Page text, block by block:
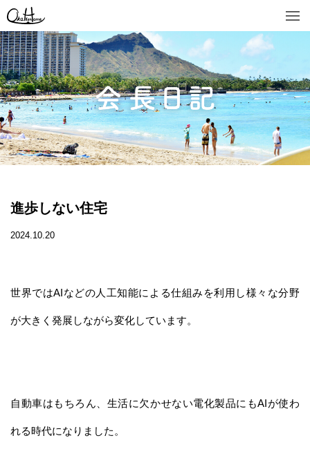
進歩しない住宅
2024.10.20
世界ではAIなどの人工知能による仕組みを利用し様々な分野
が大きく発展しながら変化しています。
自動車はもちろん、生活に欠かせない電化製品にもAIが使わ
れる時代になりました。